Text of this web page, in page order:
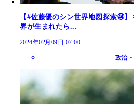
【#佐藤優のシン世界地図探索㊹
界が生まれたら...
2024年02月09日 07:00
政治